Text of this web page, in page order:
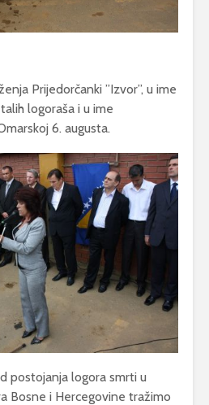
Prijedorčanki ”Izvor”, u ime
logoraša i u ime
6. augusta.
postojanja logora smrti u
Bosne i Hercegovine tražimo